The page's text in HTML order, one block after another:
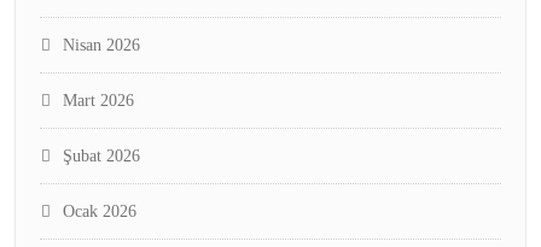
Nisan 2026
Mart 2026
Şubat 2026
Ocak 2026